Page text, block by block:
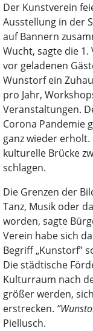
Der Kunstverein
Ausstellung in der
auf Bannern
Wucht, sagte die
vor geladenen
Wunstorf ein
pro Jahr,
Veranstaltungen.
Corona Pandemie
ganz wieder
kulturelle Brücke
schlagen.
Die Grenzen der
Tanz, Musik oder
worden, sagte
Verein habe sich
Begriff „Kunstorf”
Die städtische
Kulturraum nach
größer werden,
erstrecken.
Piellusch.